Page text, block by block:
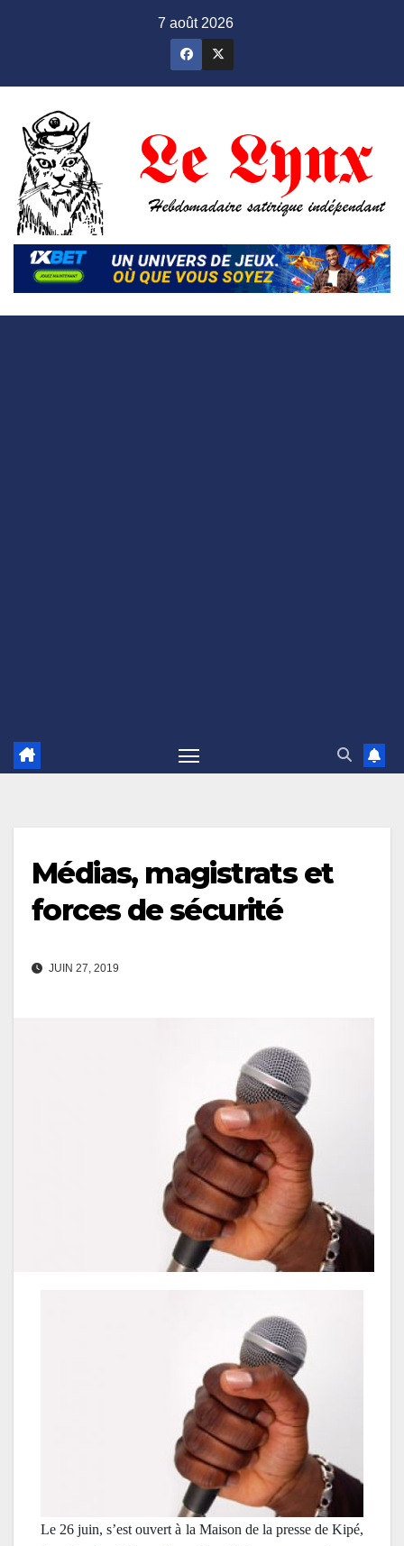
7 août 2026
Médias, magistrats et
forces de sécurité
JUIN 27, 2019
Le 26 juin, s’est ouvert à la Maison de la presse de Kipé,